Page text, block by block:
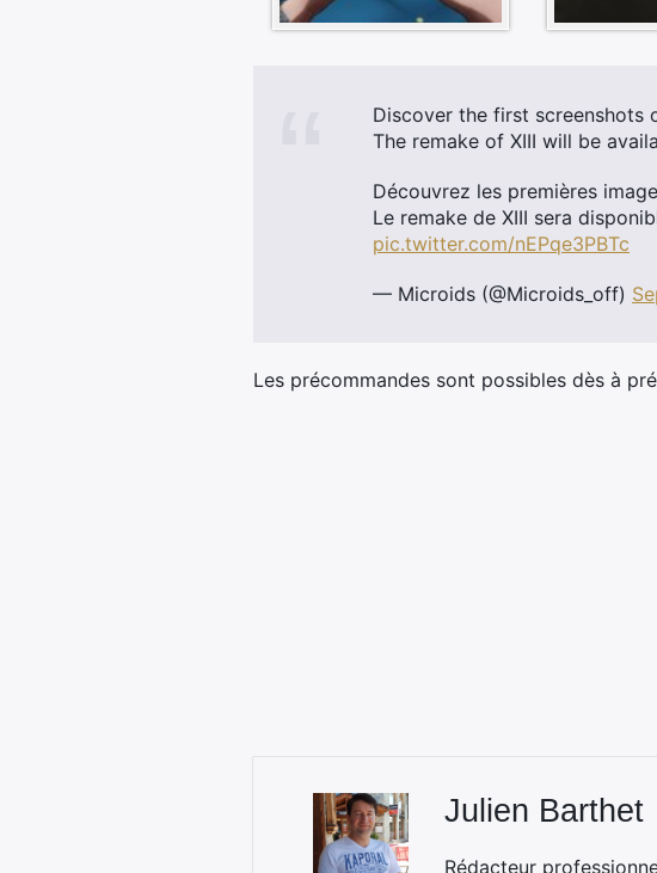
Discover the first screenshots
The remake of XIII will be
Découvrez les premières
Le remake de XIII sera
pic.twitter.com/nEPqe3PBTc
— Microids (@Microids_off)
Les précommandes sont possibles dès à
Julien Barthet
Rédacteur